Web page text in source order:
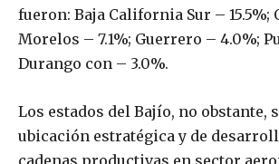
fueron: Baja California Sur – 15.5%;
Morelos – 7.1%; Guerrero – 4.0%;
Durango con – 3.0%.
Los estados del Bajío, no obstante,
ubicación estratégica y de
cadenas productivas en sector